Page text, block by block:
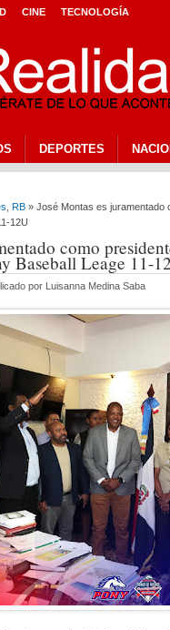
CINE TECNOLOGÍA
DEPORTES
RB » José Montas es juramentado
12U
como
Baseball Leage 11-
por Luisanna Medina Saba